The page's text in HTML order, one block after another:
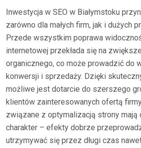
Inwestycja w SEO w Białymstoku
zarówno dla małych firm, jak i dużych
Przede wszystkim poprawa
internetowej przekłada się na
organicznego, co może prowadzić do
konwersji i sprzedaży. Dzięki
możliwe jest dotarcie do szerszego
klientów zainteresowanych ofertą
związane z optymalizacją strony mają
charakter – efekty dobrze
utrzymywać się przez długi czas